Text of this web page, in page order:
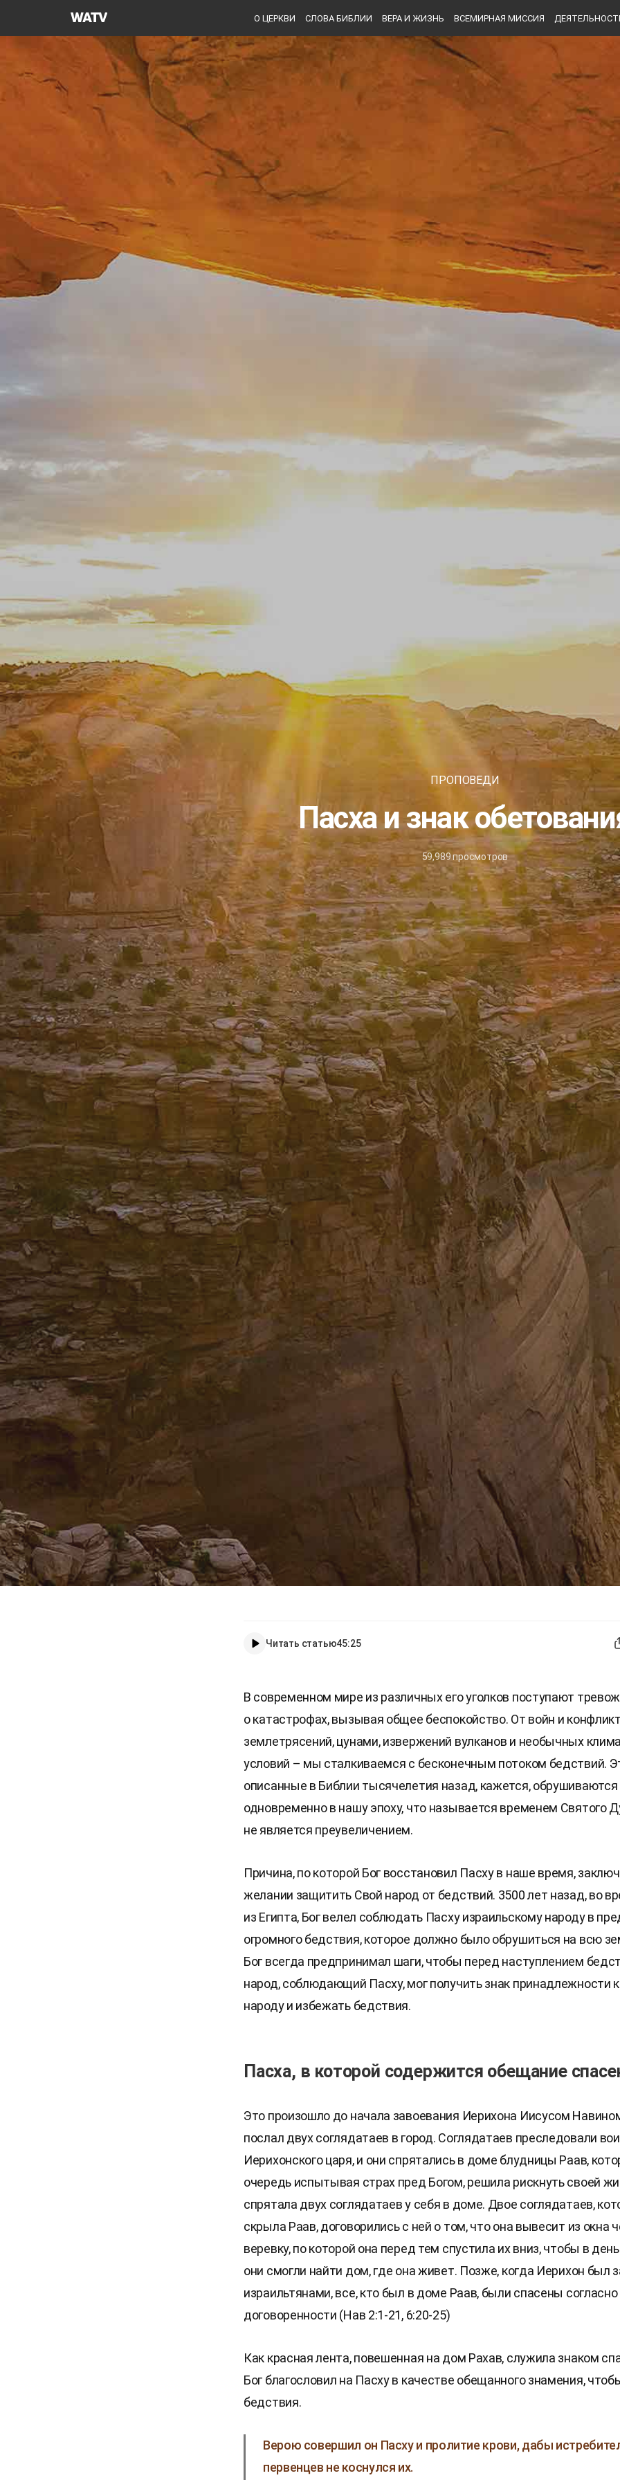
Церковь
Общество
Всемирной
Миссии
О ЦЕРКВИ СЛОВА БИБЛИИ ВЕРА И ЖИЗНЬ ВСЕМИРНАЯ МИССИЯ
ПРОПОВЕДИ
Пасха и знак
2
октября,
2025
59,989просмотров
Читать статью45:25
В современном мире из различных его уголков поступают
о катастрофах, вызывая общее беспокойство. От войн и
землетрясений, цунами, извержений вулканов и необычных
условий – мы сталкиваемся с бесконечным потоком бедствий.
описанные в Библии тысячелетия назад, кажется, обрушиваются
одновременно в нашу эпоху, что называется временем Святого
не является преувеличением.
Причина, по которой Бог восстановил Пасху в наше время,
желании защитить Свой народ от бедствий. 3500 лет назад, во
из Египта, Бог велел соблюдать Пасху израильскому народу в
огромного бедствия, которое должно было обрушиться на всю
Бог всегда предпринимал шаги, чтобы перед наступлением
народ, соблюдающий Пасху, мог получить знак принадлежности
народу и избежать бедствия.
Пасха, в которой содержится обещание
Это произошло до начала завоевания Иерихона Иисусом
послал двух соглядатаев в город. Соглядатаев преследовали
Иерихонского царя, и они спрятались в доме блудницы Раав,
очередь испытывая страх пред Богом, решила рискнуть своей
спрятала двух соглядатаев у себя в доме. Двое соглядатаев,
скрыла Раав, договорились с ней о том, что она вывесит из окна
веревку, по которой она перед тем спустила их вниз, чтобы в
они смогли найти дом, где она живет. Позже, когда Иерихон был
израильтянами, все, кто был в доме Раав, были спасены согласно
договоренности (Нав 2:1-21, 6:20-25)
Как красная лента, повешенная на дом Рахав, служила знаком
Бог благословил на Пасху в качестве обещанного знамения,
бедствия.
Верою совершил он Пасху и пролитие крови, дабы
первенцев не коснулся их.